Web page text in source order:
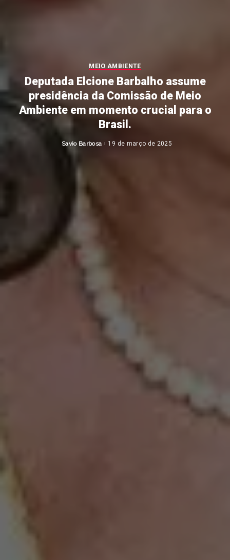
MEIO AMBIENTE
Deputada Elcione Barbalho assume
presidência da Comissão de Meio
Ambiente em momento crucial para o
Brasil.
Posted
Savio Barbosa 19 de março de 2025